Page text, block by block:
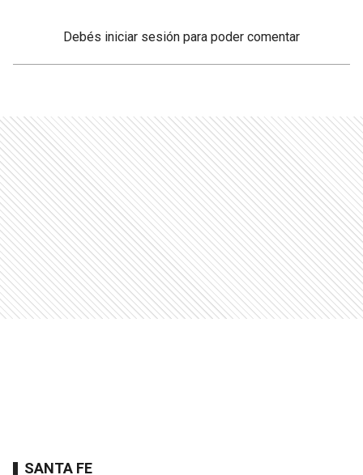
Debés iniciar sesión para poder comentar
SANTA FE